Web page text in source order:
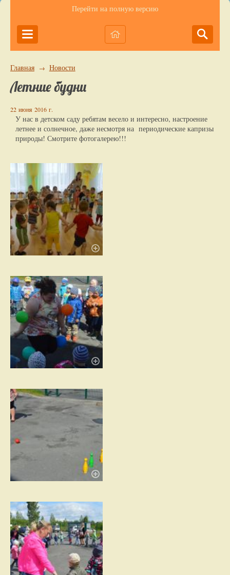
Перейти на полную версию
Главная → Новости
Летние будни
22 июня 2016 г.
У нас в детском саду ребятам весело и интересно, настроение
летнее и солнечное, даже несмотря на периодические капризы
природы! Смотрите фотогалерею!!!